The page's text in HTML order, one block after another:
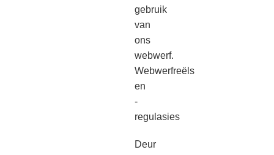
gebruik
van
ons
webwerf.
Webwerfreëls
en
-
regulasies
Deur